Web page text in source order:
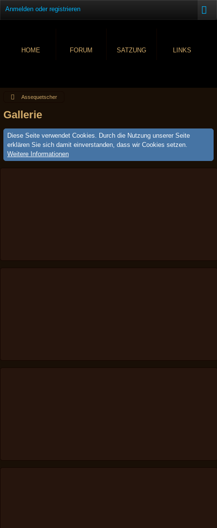
Anmelden oder registrieren
HOME FORUM SATZUNG LINKS
Assequetscher
Gallerie
Diese Seite verwendet Cookies. Durch die Nutzung unserer Seite
erklären Sie sich damit einverstanden, dass wir Cookies setzen.
Weitere Informationen